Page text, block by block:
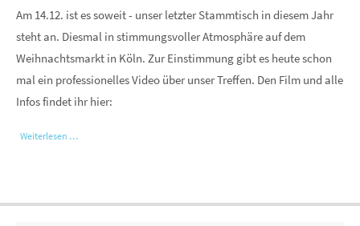
Am 14.12. ist es soweit - unser letzter Stammtisch in diesem Jahr
steht an. Diesmal in stimmungsvoller Atmosphäre auf dem
Weihnachtsmarkt in Köln. Zur Einstimmung gibt es heute schon
mal ein professionelles Video über unser Treffen. Den Film und alle
Infos findet ihr hier:
Weiterlesen …